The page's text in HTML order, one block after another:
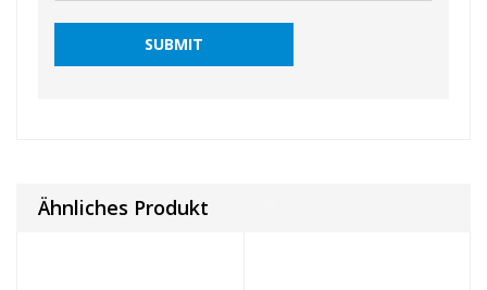
Ähnliches Produkt